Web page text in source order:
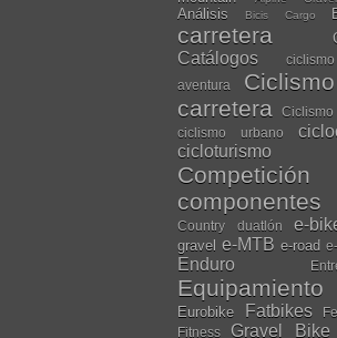
Análisis Bicis Cargo
carretera
Catálogos
aventura
carretera
Ciclismo
ciclismo urbano
cicloturismo
Competición
componentes
Country duatlón e-
gravel e-MTB e-road
Enduro
Equipamiento
Eurobike Fatbikes
Fitness
Gravel Bike